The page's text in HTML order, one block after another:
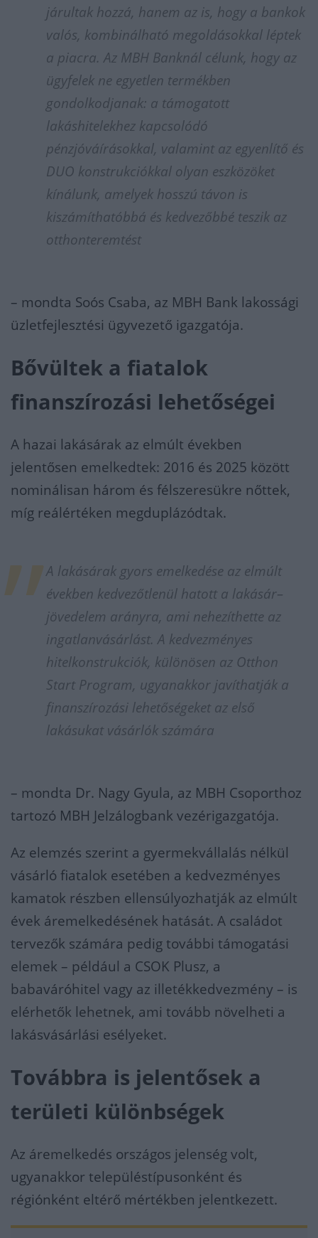
járultak hozzá, hanem az is, hogy a bankok
valós, kombinálható megoldásokkal léptek
a piacra. Az MBH Banknál célunk, hogy az
ügyfelek ne egyetlen termékben
gondolkodjanak: a támogatott
lakáshitelekhez kapcsolódó
pénzjóváírásokkal, valamint az egyenlítő és
DUO konstrukciókkal olyan eszközöket
kínálunk, amelyek hosszú távon is
kiszámíthatóbbá és kedvezőbbé teszik az
otthonteremtést
– mondta Soós Csaba, az MBH Bank lakossági
üzletfejlesztési ügyvezető igazgatója.
Bővültek a fiatalok
finanszírozási lehetőségei
A hazai lakásárak az elmúlt években
jelentősen emelkedtek: 2016 és 2025 között
nominálisan három és félszeresükre nőttek,
míg reálértéken megduplázódtak.
A lakásárak gyors emelkedése az elmúlt
években kedvezőtlenül hatott a lakásár–
jövedelem arányra, ami nehezíthette az
ingatlanvásárlást. A kedvezményes
hitelkonstrukciók, különösen az Otthon
Start Program, ugyanakkor javíthatják a
finanszírozási lehetőségeket az első
lakásukat vásárlók számára
– mondta Dr. Nagy Gyula, az MBH Csoporthoz
tartozó MBH Jelzálogbank vezérigazgatója.
Az elemzés szerint a gyermekvállalás nélkül
vásárló fiatalok esetében a kedvezményes
kamatok részben ellensúlyozhatják az elmúlt
évek áremelkedésének hatását. A családot
tervezők számára pedig további támogatási
elemek – például a CSOK Plusz, a
babaváróhitel vagy az illetékkedvezmény – is
elérhetők lehetnek, ami tovább növelheti a
lakásvásárlási esélyeket.
Továbbra is jelentősek a
területi különbségek
Az áremelkedés országos jelenség volt,
ugyanakkor településtípusonként és
régiónként eltérő mértékben jelentkezett.